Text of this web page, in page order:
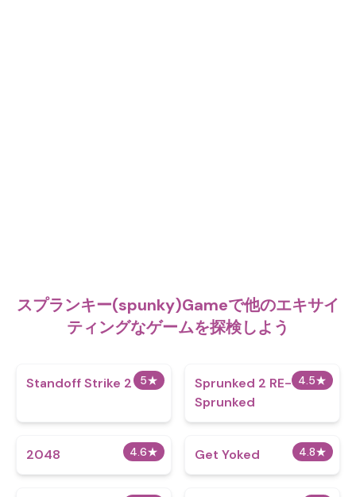
スプランキー(spunky)Gameで他のエキサイ
ティングなゲームを探検しよう
5★
Standoff Strike 2 4.5★
Sprunked 2 RE-
Sprunked
4.6★
2048 4.8★
Get Yoked